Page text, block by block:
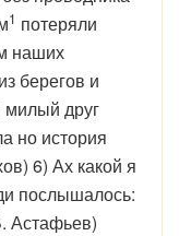
1 потеряли
наших
берегов и
друг
но история
6) Ах какой я
послышалось:
Астафьев)